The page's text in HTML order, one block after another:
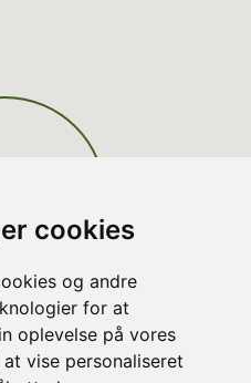
cookies
og andre
for at
oplevelse på vores
vise personaliseret